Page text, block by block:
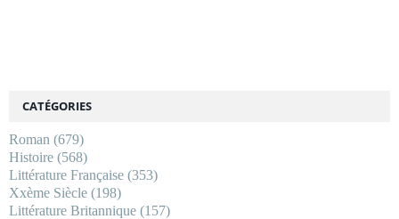
CATÉGORIES
Roman (679)
Histoire (568)
Littérature Française (353)
Xxème Siècle (198)
Littérature Britannique (157)